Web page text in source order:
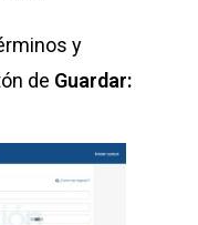
y
de Guardar: